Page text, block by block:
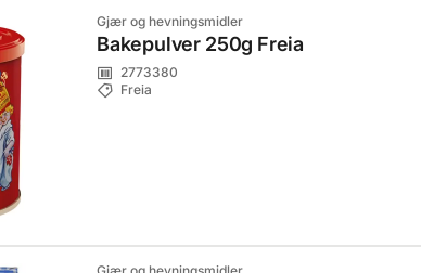
Gjær og hevningsmidler
Bakepulver 250g Freia
2773380
Freia